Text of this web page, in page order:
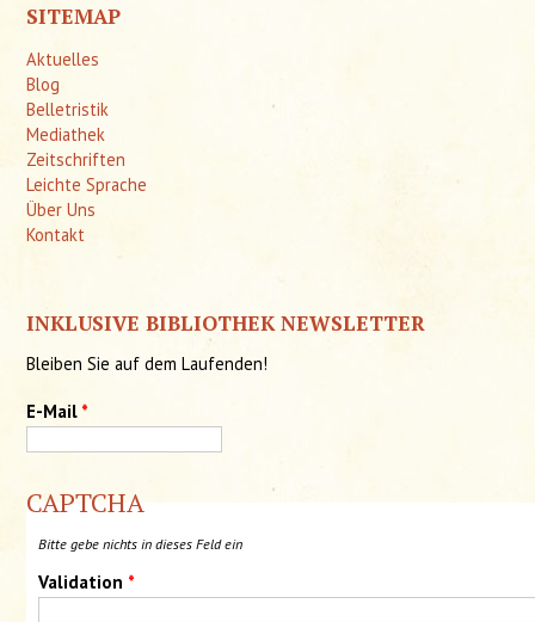
SITEMAP
Aktuelles
Blog
Belletristik
Mediathek
Zeitschriften
Leichte Sprache
Über Uns
Kontakt
INKLUSIVE BIBLIOTHEK NEWSLETTER
Bleiben Sie auf dem Laufenden!
E-Mail *
CAPTCHA
Bitte gebe nichts in dieses Feld ein
Validation *